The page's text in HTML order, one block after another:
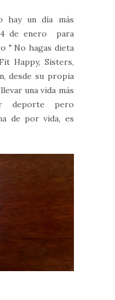
hay un día más
4 de enero para
" No hagas dieta
Happy, Sisters,
desde su propia
una vida más
deporte pero
de por vida, es